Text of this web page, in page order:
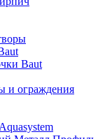
Baut
и ограждения